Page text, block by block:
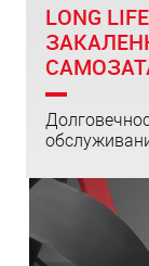
обрабатывать
сошник на 180
LONG